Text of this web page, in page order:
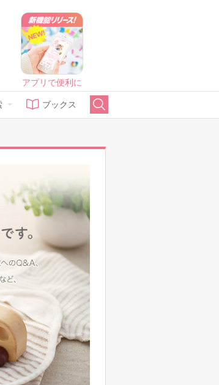
アプリで便利に
ブックス